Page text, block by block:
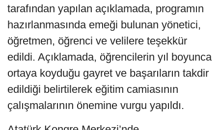
tarafından yapılan açıklamada, programın
hazırlanmasında emeği bulunan yönetici,
öğretmen, öğrenci ve velilere teşekkür
edildi. Açıklamada, öğrencilerin yıl boyunca
ortaya koyduğu gayret ve başarıların takdir
edildiği belirtilerek eğitim camiasının
çalışmalarının önemine vurgu yapıldı.